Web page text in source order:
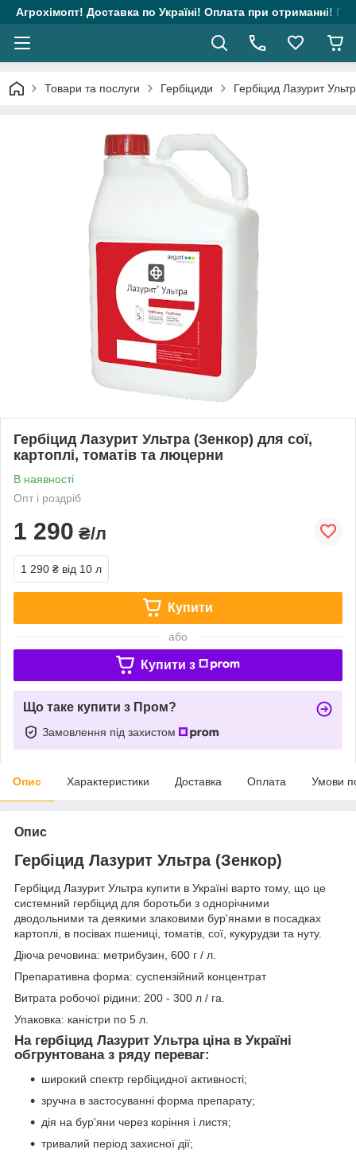
Агрохімопт! Доставка по Україні! Оплата при отриманні!
Товари та послуги Гербіциди Гербіцид Лазурит
Гербіцид Лазурит Ультра (Зенкор) для сої,
картоплі, томатів та люцерни
В наявності
Опт і роздріб
1 290 ₴/л
1 290 ₴ від 10 л
Купити
або
Купити з
Що таке купити з Пром?
Замовлення під захистом
Опис Характеристики Доставка Оплата Умови
Опис
Гербіцид Лазурит Ультра (Зенкор)
Гербіцид Лазурит Ультра купити в Україні варто тому, що це
системний гербіцид для боротьби з однорічними
дводольними та деякими злаковими бур'янами в посадках
картоплі, в посівах пшениці, томатів, сої, кукурудзи та нуту.
Діюча речовина: метрибузин, 600 г / л.
Препаративна форма: суспензійний концентрат
Витрата робочої рідини: 200 - 300 л / га.
Упаковка: каністри по 5 л.
На гербіцид Лазурит Ультра ціна в Україні
обгрунтована з ряду переваг:
широкий спектр гербіцидної активності;
зручна в застосуванні форма препарату;
дія на бур'яни через коріння і листя;
тривалий період захисної дії;